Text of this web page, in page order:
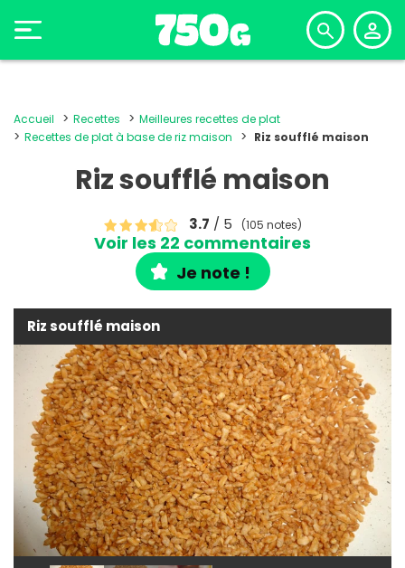
Accueil Recettes
Meilleures recettes de plat
Recettes de plat à base de riz maison
Riz soufflé maison
Riz soufflé maison
3.7 / 5 (105 notes)
Voir les 22 commentaires
Je note !
Riz soufflé maison